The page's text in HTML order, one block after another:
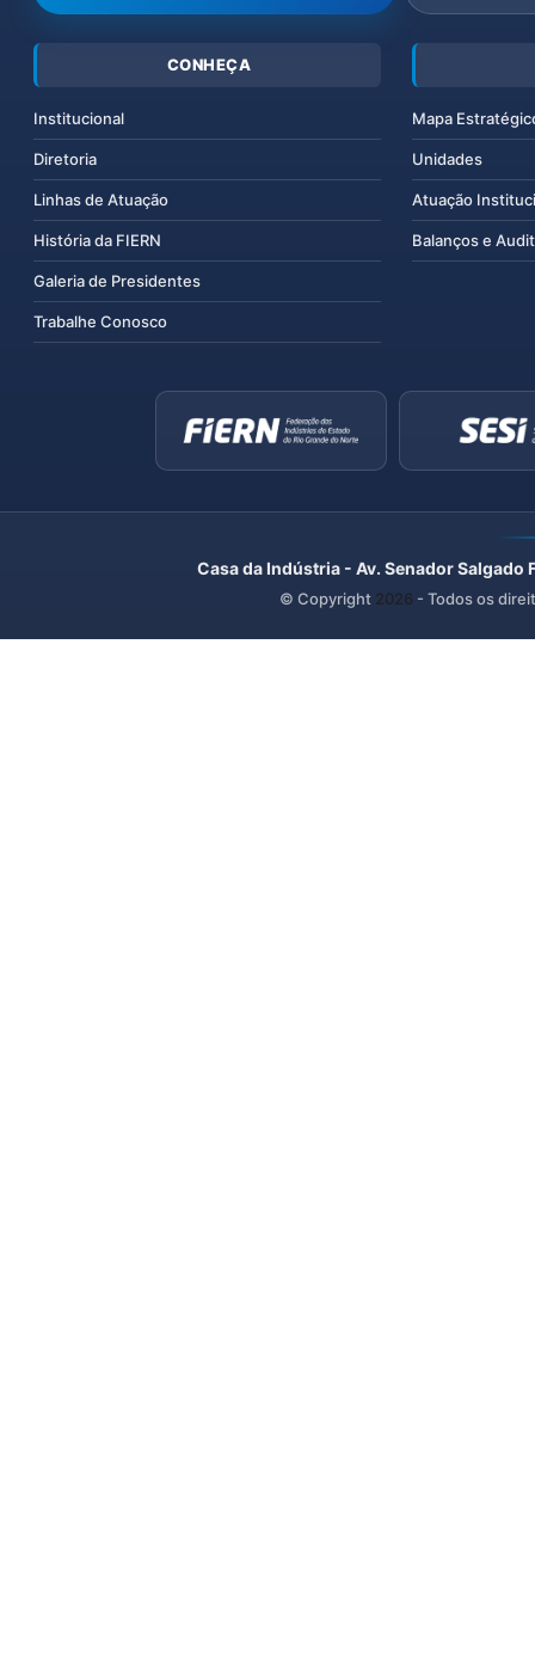
CONHEÇA
Institucional
Diretoria
Linhas de Atuação
História da FIERN
Galeria de Presidentes
Trabalhe Conosco
Mapa
Unidades
Atuação
Balanços e
Casa da Indústria - Av. Senador
© Copyright 2026 - Todos os